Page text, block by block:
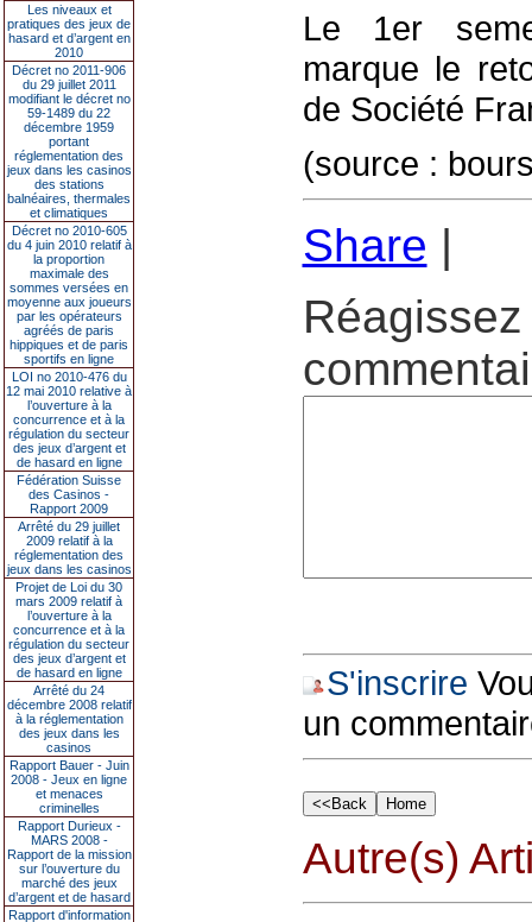
Les niveaux et
pratiques des jeux de
hasard et d’argent en
2010
Décret no 2011-906
du 29 juillet 2011
modifiant le décret no
59-1489 du 22
décembre 1959
portant
réglementation des
jeux dans les casinos
des stations
balnéaires, thermales
et climatiques
Décret no 2010-605
du 4 juin 2010 relatif à
la proportion
maximale des
sommes versées en
moyenne aux joueurs
par les opérateurs
agréés de paris
hippiques et de paris
sportifs en ligne
LOI no 2010-476 du
12 mai 2010 relative à
l’ouverture à la
concurrence et à la
régulation du secteur
des jeux d’argent et
de hasard en ligne
Fédération Suisse
des Casinos -
Rapport 2009
Arrêté du 29 juillet
2009 relatif à la
réglementation des
jeux dans les casinos
Projet de Loi du 30
mars 2009 relatif à
l’ouverture à la
concurrence et à la
régulation du secteur
des jeux d’argent et
de hasard en ligne
Arrêté du 24
décembre 2008 relatif
à la réglementation
des jeux dans les
casinos
Rapport Bauer - Juin
2008 - Jeux en ligne
et menaces
criminelles
Rapport Durieux -
MARS 2008 -
Rapport de la mission
sur l’ouverture du
marché des jeux
d’argent et de hasard
Rapport d'information
Le 1er
marque le
de Société
(source :
Share |
S'inscrire
un
Autre(s)